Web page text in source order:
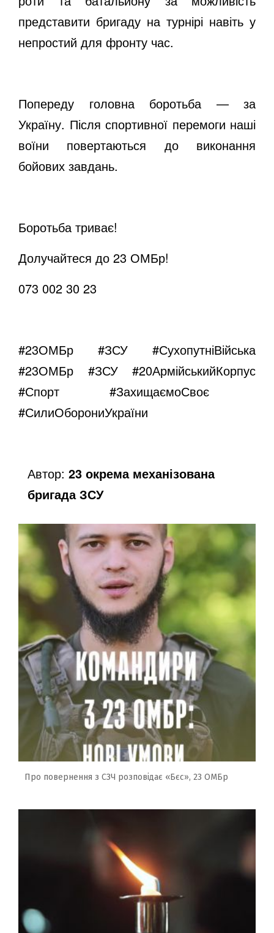
представити бригаду на турнірі навіть у
непростий для фронту час.
Попереду головна боротьба — за
Україну. Після спортивної перемоги наші
воїни повертаються до виконання
бойових завдань.
Боротьба триває!
Долучайтеся до 23 ОМБр!
073 002 30 23
#23ОМБр #ЗСУ
#СухопутніВійська
#23ОМБр
#ЗСУ
#20АрмійськийКорпус
#Спорт #ЗахищаємоСвоє
#СилиОборониУкраїни
Автор: 23 окрема механізована
бригада ЗСУ
Про повернення з СЗЧ розповідає «Бєс», 23 ОМБр